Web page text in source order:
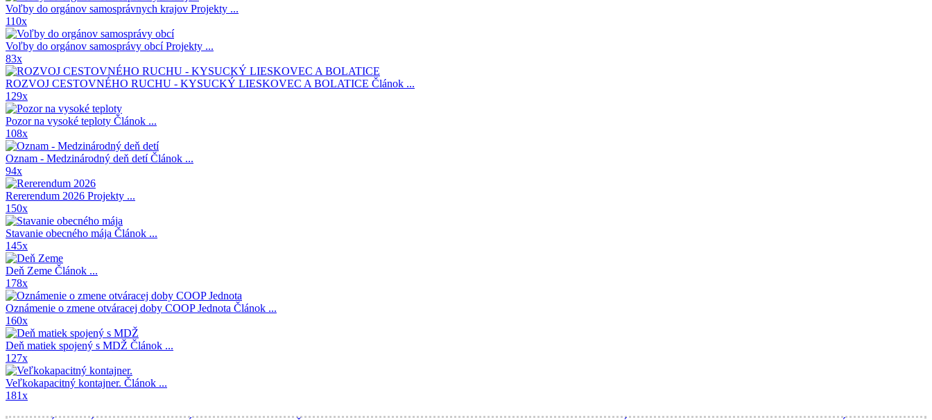
Voľby do orgánov samosprávnych krajov Projekty ...
110x
Voľby do orgánov samosprávy obcíProjekty ...
83x
ROZVOJ CESTOVNÉHO RUCHU - KYSUCKÝ LIESKOVEC A BOLATICE Článok ...
129x
Pozor na vysoké teploty Článok ...
108x
Oznam - Medzinárodný deň detíČlánok ...
94x
Rererendum 2026 Projekty ...
150x
Stavanie obecného mája Článok ...
145x
Deň Zeme Článok ...
178x
Oznámenie o zmene otváracej doby COOP Jednota Článok ...
160x
Deň matiek spojený s MDŽ Článok ...
127x
Veľkokapacitný kontajner. Článok ...
181x